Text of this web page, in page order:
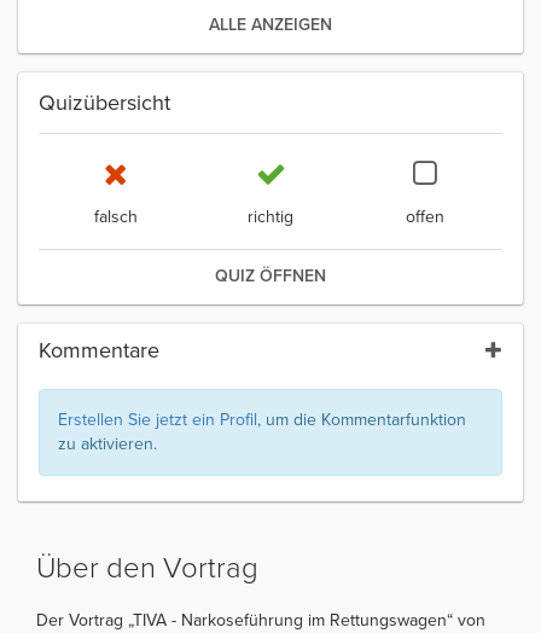
ALLE ANZEIGEN
Quizübersicht
falsch richtig offen
QUIZ ÖFFNEN
Kommentare
Erstellen Sie jetzt ein Profil, um die Kommentarfunktion
zu aktivieren.
Über den Vortrag
Der Vortrag „TIVA - Narkoseführung im Rettungswagen“ von